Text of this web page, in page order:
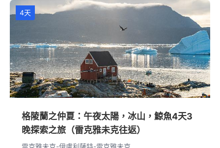
4天
格陵蘭之仲夏：午夜太陽，冰山，鯨魚4天3
晚探索之旅（雷克雅未克往返）
雷克雅未克-伊盧利薩特-雷克雅未克